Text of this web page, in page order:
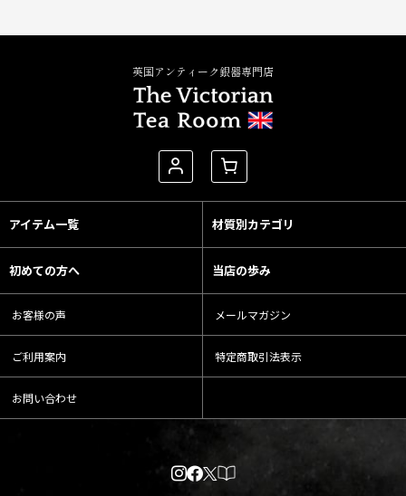
英国アンティーク銀器専門店
アイテム一覧 材質別カテゴリ
初めての方へ 当店の歩み
お客様の声 メールマガジン
ご利用案内 特定商取引法表示
お問い合わせ